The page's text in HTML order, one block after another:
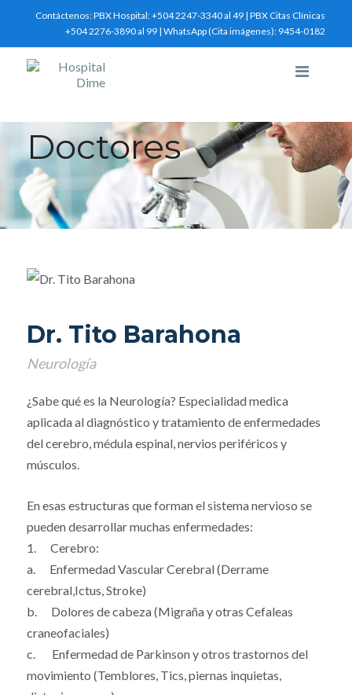
Contáctenos:PBX Hospital: +504 2247-3340 al 49 | PBX Citas Clínicas
+504 2276-3890 al 99 | WhatsApp (Cita imágenes): 9454-0182
Doctores
Dr. Tito Barahona
Neurología
¿Sabe qué es la Neurología? Especialidad medica
aplicada al diagnóstico y tratamiento de enfermedades
del cerebro, médula espinal, nervios periféricos y
músculos.
En esas estructuras que forman el sistema nervioso se
pueden desarrollar muchas enfermedades:
1. Cerebro:
a. Enfermedad Vascular Cerebral (Derrame
cerebral,Ictus, Stroke)
b. Dolores de cabeza (Migraña y otras Cefaleas
craneofaciales)
c. Enfermedad de Parkinson y otros trastornos del
movimiento (Temblores, Tics, piernas inquietas,